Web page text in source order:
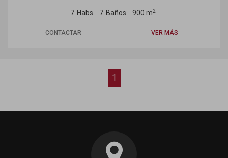
7 Habs 7 Baños 900 m2
CONTACTAR VER MÁS
1